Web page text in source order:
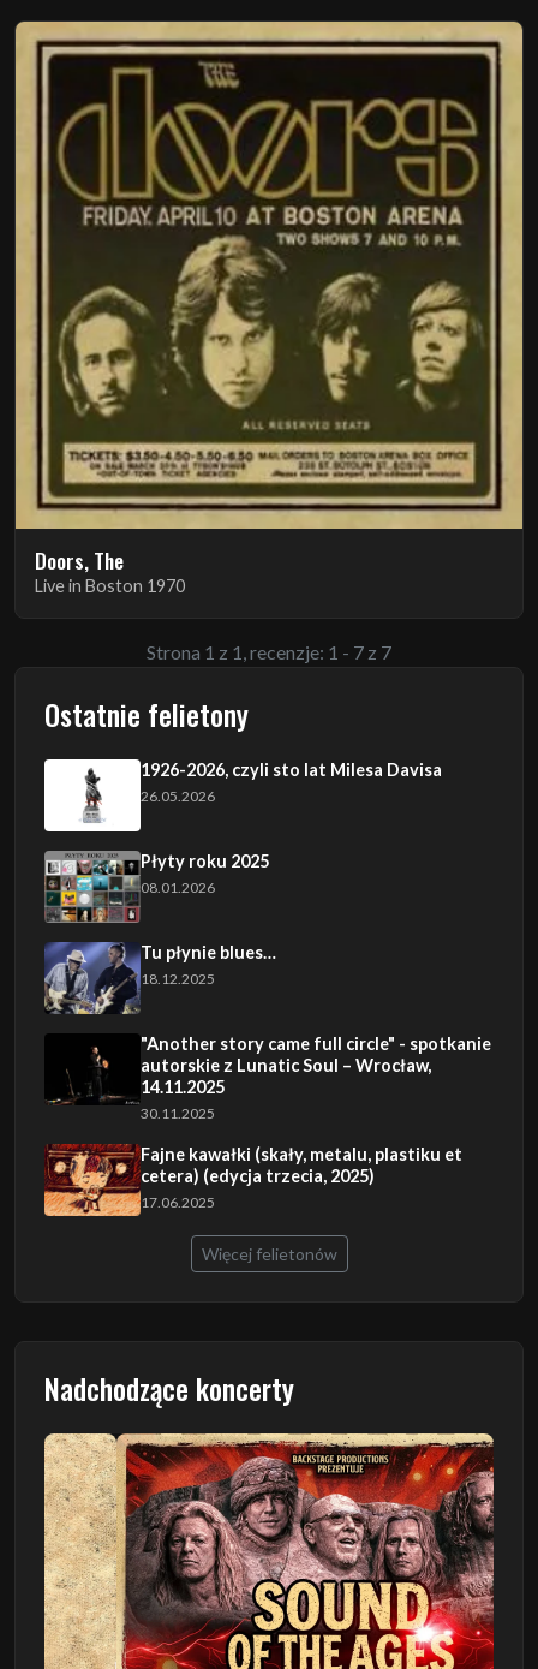
Doors, The
Live in Boston 1970
Strona 1 z 1, recenzje: 1 - 7 z 7
Ostatnie felietony
1926-2026, czyli sto lat Milesa Davisa
26.05.2026
Płyty roku 2025
08.01.2026
Tu płynie blues…
18.12.2025
"Another story came full circle" - spotkanie
autorskie z Lunatic Soul – Wrocław,
14.11.2025
30.11.2025
Fajne kawałki (skały, metalu, plastiku et
cetera) (edycja trzecia, 2025)
17.06.2025
Więcej felietonów
Nadchodzące koncerty